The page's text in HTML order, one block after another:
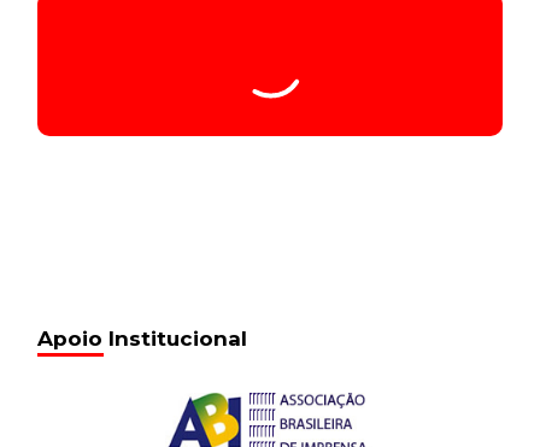
Apoio Institucional